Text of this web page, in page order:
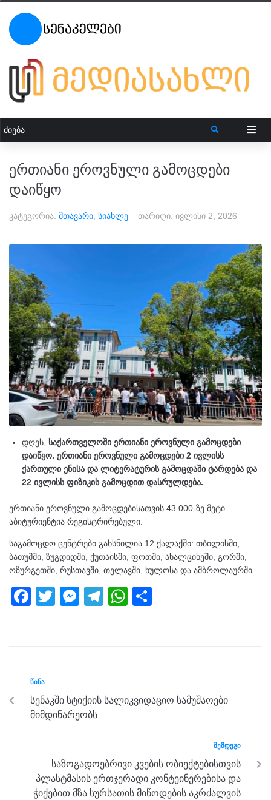
ერთიანი ეროვნული გამოცდები
დაიწყო
კატეგორია: მთავარი სიახლე თარიღი: ივლისი 2, 2026
დღეს, საქართველოში ერთიანი ეროვნული გამოცდები
დაიწყო. ერთიანი ეროვნული გამოცდები 2 ივლისს
ქართული ენისა და ლიტერატურის გამოცდაში ტარდება და
22 ივლისს ფიზიკის გამოცდით დასრულდება.
ერთიანი ეროვნული გამოცდებისათვის 43 000-ზე მეტი
აბიტურიენტია რეგისტრირებული.
საგამოცდო ცენტრები გახსნილია 12 ქალაქში: თბილისში,
ბათუმში, ზუგდიდში, ქუთაისში, ფოთში, ახალციხეში, გორში,
ოზურგეთში, რუსთავში, თელავში, ხულოსა და ამბროლაურში.
F
b
o
o
T
M
g
er
T
m
W
p
p
ᲬᲘᲜᲐ
სენაკში სტიქიის სალიკვიდაციო სამუშაოები
მიმდინარეობს
ᲨᲔᲛᲓᲔᲒᲘ
საზოგადოებრივი კვების ობიექტებისთვის
პლასტმასის ერთჯერადი კონტეინერებისა და
ჭიქებით მზა სურსათის მიწოდების აკრძალვის